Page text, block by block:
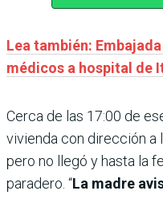
Lea también:
médicos a hospital de
Cerca de las 17:00 de
vivienda con dirección a
pero no llegó y hasta la
paradero. “La madre